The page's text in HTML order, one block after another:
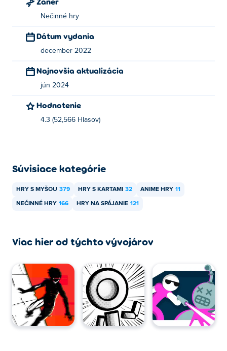
Nečinné hry
Dátum vydania
december 2022
Najnovšia aktualizácia
jún 2024
Hodnotenie
4.3 (52,566 Hlasov)
Súvisiace kategórie
HRY S MYŠOU 379 HRY S KARTAMI 32 ANIME HRY 11
NEČINNÉ HRY 166 HRY NA SPÁJANIE 121
Viac hier od týchto vývojárov